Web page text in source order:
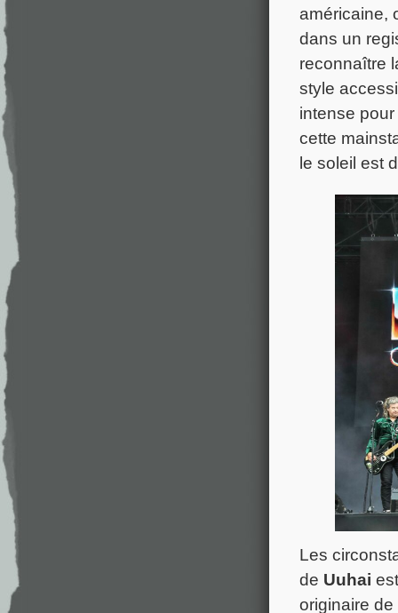
américaine,
dans un
reconnaître
style
intense pour
cette
le soleil est
Les
de Uuhai
originaire